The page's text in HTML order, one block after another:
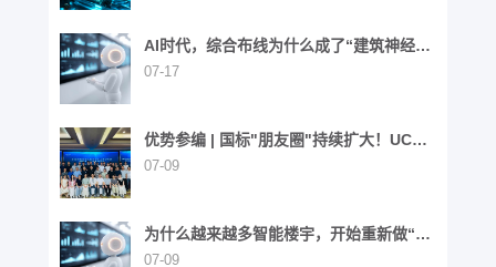
AI时代，综合布线为什么成了“建筑神经网
络”？
07-17
优势参编 | 国标"朋友圈"持续扩大！UCS
同步参与6项国家标准制定
07-09
为什么越来越多智能楼宇，开始重新做“布
线”这件事？
07-09